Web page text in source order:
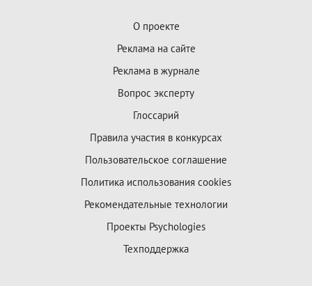
О проекте
Реклама на сайте
Реклама в журнале
Вопрос эксперту
Глоссарий
Правила участия в конкурсах
Пользовательское соглашение
Политика использования cookies
Рекомендательные технологии
Проекты Psychologies
Техподдержка